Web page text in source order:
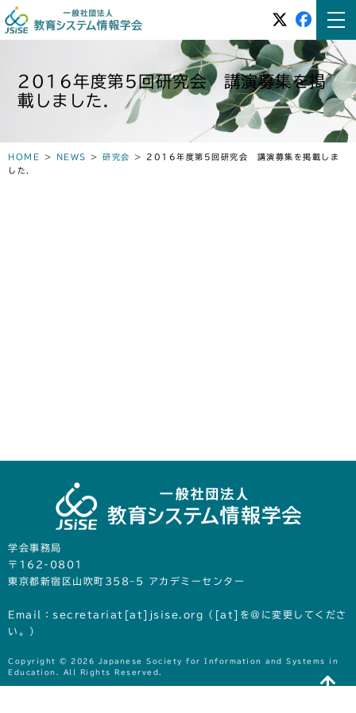
2016年度第5回研究会 講演募集を掲
載しました．
HOME > NEWS > 研究会 > 2016年度第5回研究会 講演募集を掲載しま
した．
学会事務局
〒162-0801
東京都新宿区山吹町358‒5 アカデミーセンター
Email：secretariat[at]jsise.org（[at]を@に変更してくださ
い。）
Copyright © 2026 Japanese Society for Information and Systems in
Education. All Rights Reserved.